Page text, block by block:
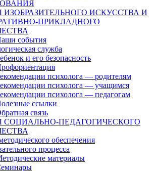
ИЗОБРАЗИТЕЛЬНОГО ИСКУССТВА И
ПРИКЛАДНОГО
события
служба
и его безопасность
психолога — родителям
психолога — учащимся
психолога — педагогам
ссылки
связь
СОЦИАЛЬНО-ПЕДАГОГИЧЕСКОГО
обеспечения
процесса
материалы